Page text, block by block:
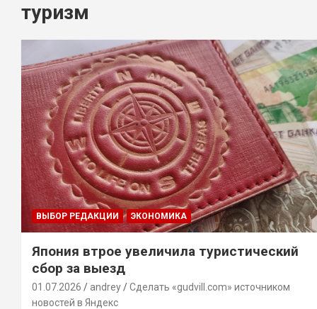
туризм
ВЫБОР РЕДАКЦИИ ЭКОНОМИКА
Япония втрое увеличила туристический
сбор за выезд
01.07.2026 andrey
Сделать «gudvill.com» источником
новостей в Яндекс